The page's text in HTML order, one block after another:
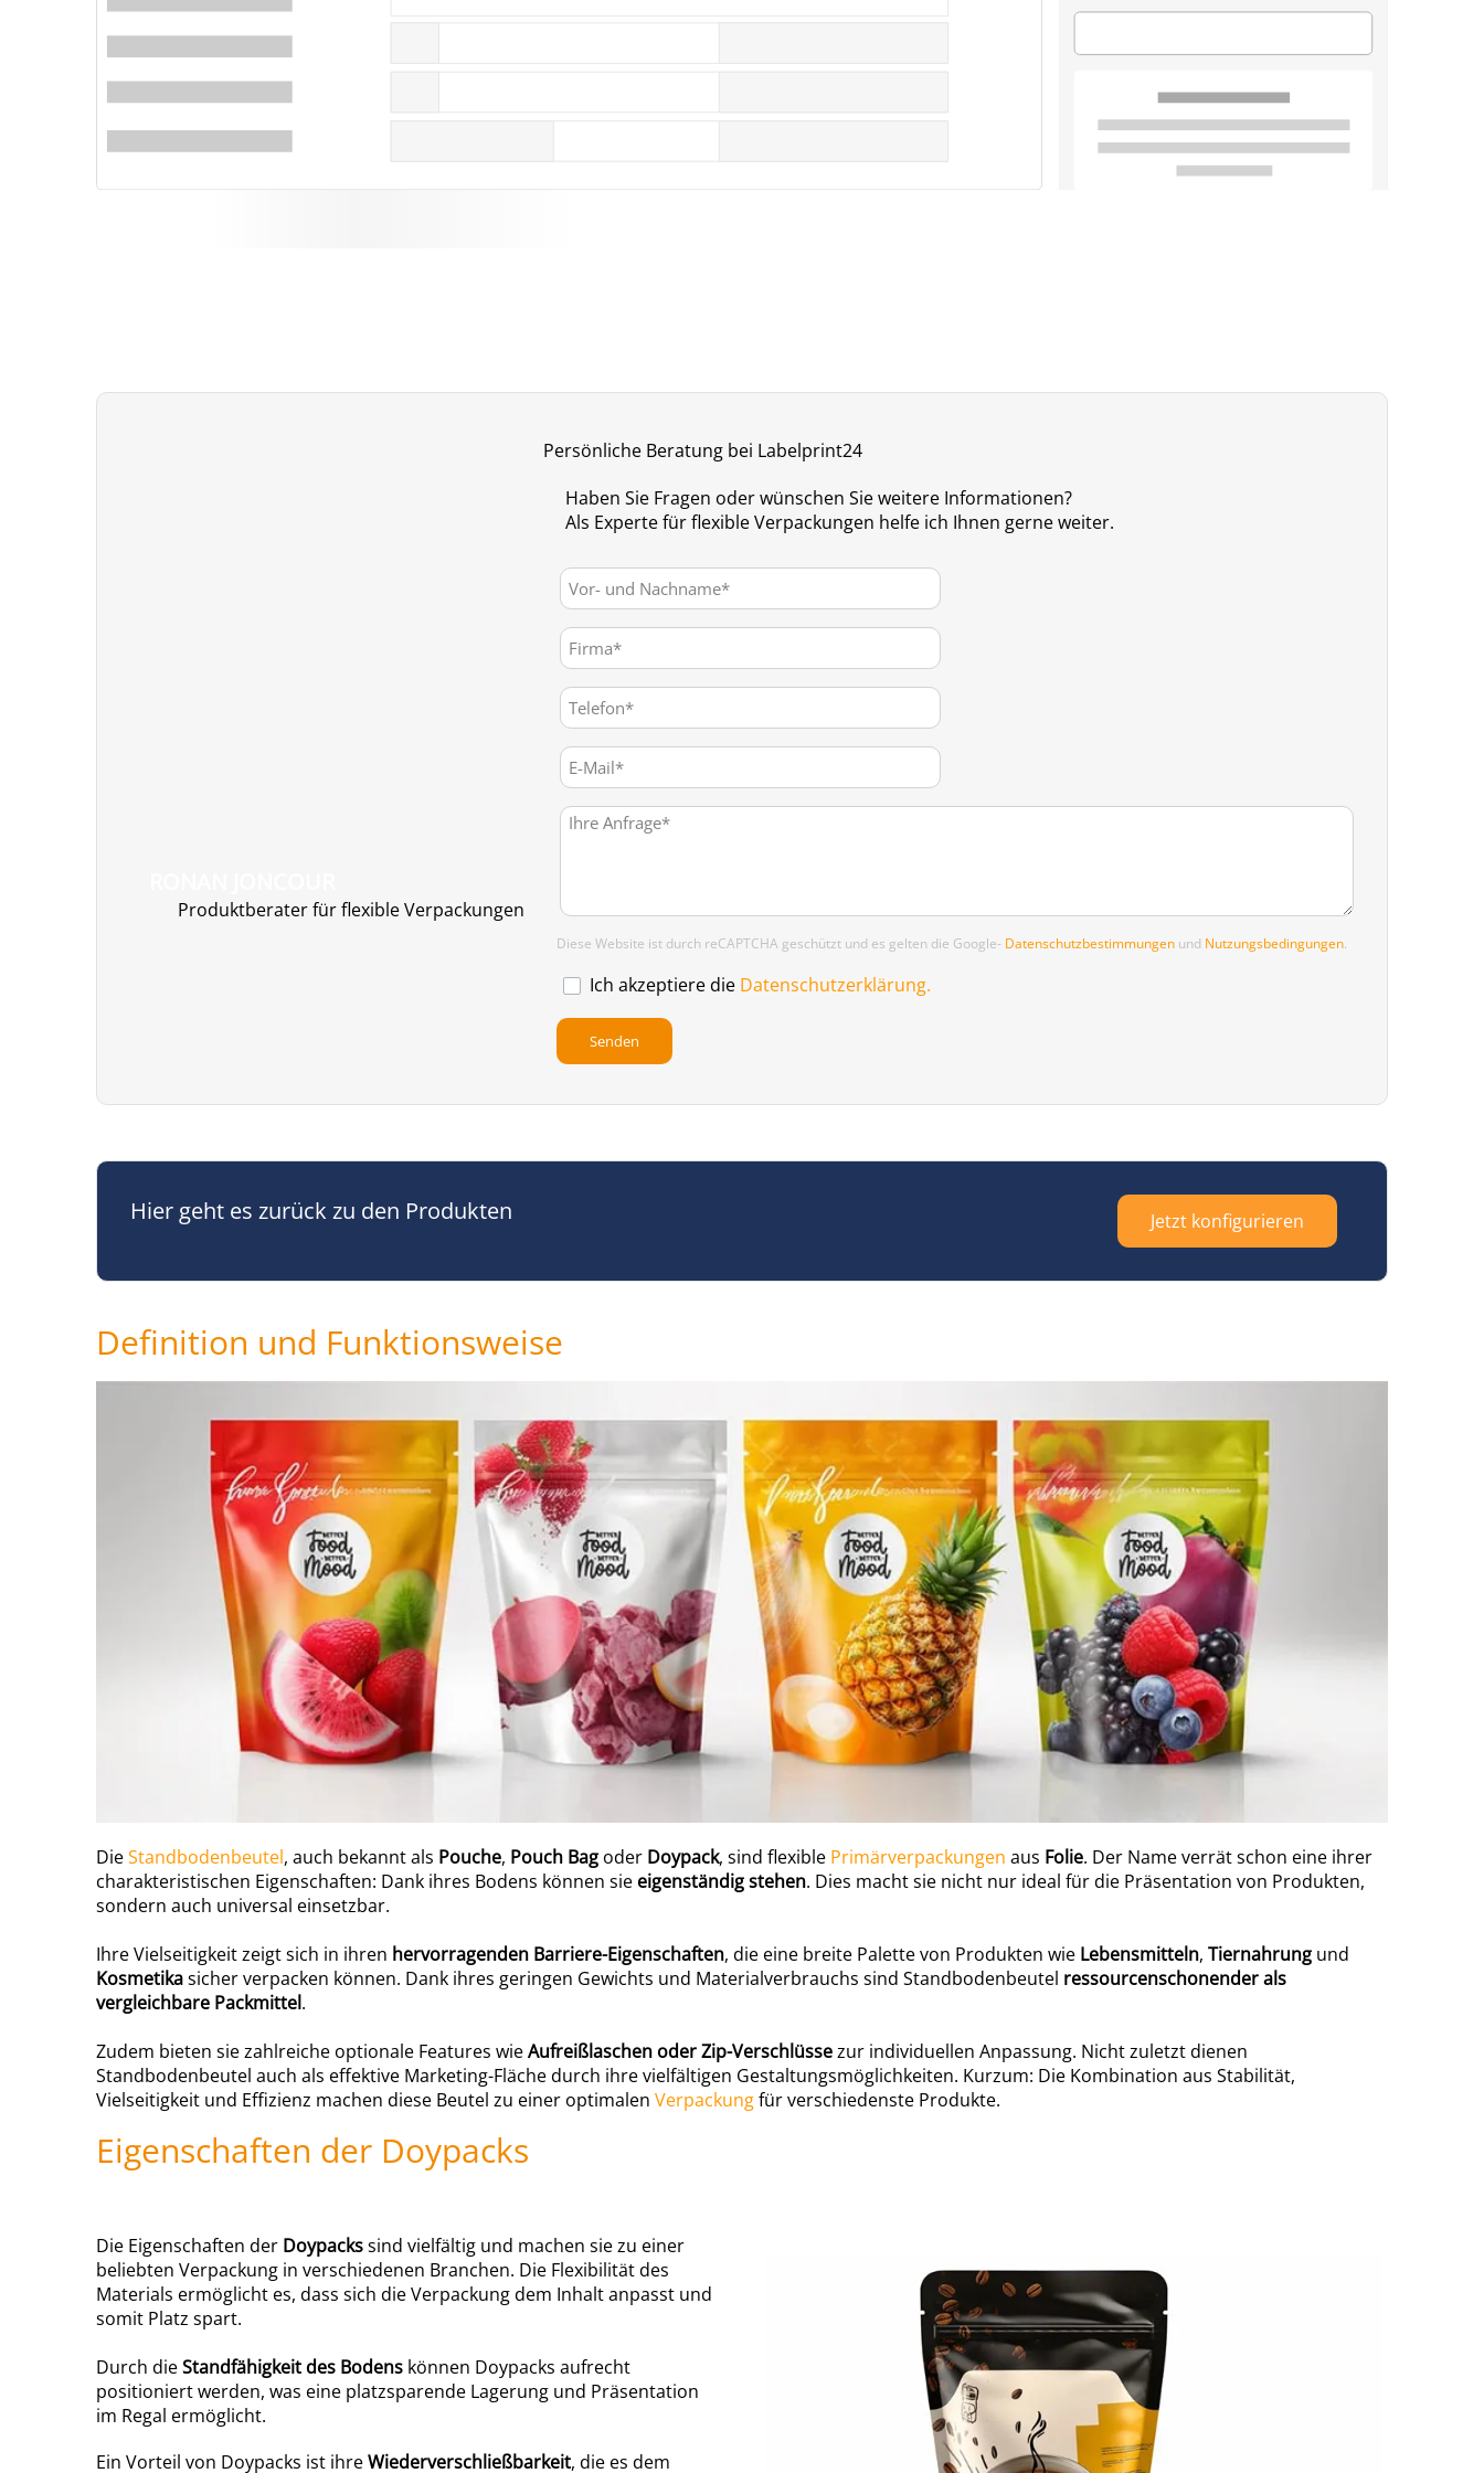
Produktberater für flexible Verpackungen
Persönliche Beratung bei Labelprint24
Haben Sie Fragen oder wünschen Sie weitere Informationen?
Als Experte für flexible Verpackungen helfe ich Ihnen gerne weiter.
Diese Website ist durch reCAPTCHA geschützt und es gelten die Google- Datenschutzbestimmungen und Nutzungsbedingungen.
Ich akzeptiere die Datenschutzerklärung.
Hier geht es zurück zu den Produkten Jetzt konfigurieren
Definition und Funktionsweise
DieStandbodenbeutel, auch bekannt als Pouche, Pouch Bag oder Doypack, sind flexible Primärverpackungen aus Folie. Der Name verrät schon eine ihrer
charakteristischen Eigenschaften: Dank ihres Bodens können sie eigenständig stehen. Dies macht sie nicht nur ideal für die Präsentation von Produkten,
sondern auch universal einsetzbar.
Ihre Vielseitigkeit zeigt sich in ihren hervorragenden Barriere-Eigenschaften, die eine breite Palette von Produkten wie Lebensmitteln, Tiernahrung und
Kosmetikasicher verpacken können. Dank ihres geringen Gewichts und Materialverbrauchs sind Standbodenbeutel ressourcenschonender als
vergleichbare Packmittel.
Zudem bieten sie zahlreiche optionale Features wieAufreißlaschen oderZip-Verschlüssezur individuellen Anpassung. Nicht zuletzt dienen
Standbodenbeutel auch als effektive Marketing-Fläche durch ihre vielfältigen Gestaltungsmöglichkeiten. Kurzum: Die Kombination aus Stabilität,
Vielseitigkeit und Effizienz machen diese Beutel zu einer optimalen Verpackungfür verschiedenste Produkte.
Eigenschaften der Doypacks
Die Eigenschaften der Doypackssind vielfältig und machen sie zu einer
beliebten Verpackung in verschiedenen Branchen. Die Flexibilität des
Materials ermöglicht es, dass sich die Verpackung dem Inhalt anpasst und
somit Platz spart.
Durch dieStandfähigkeit des Bodens können Doypacks aufrecht
positioniert werden, was eine platzsparende Lagerung und Präsentation
im Regal ermöglicht.
Ein Vorteil von Doypacks ist ihreWiederverschließbarkeit, die es dem